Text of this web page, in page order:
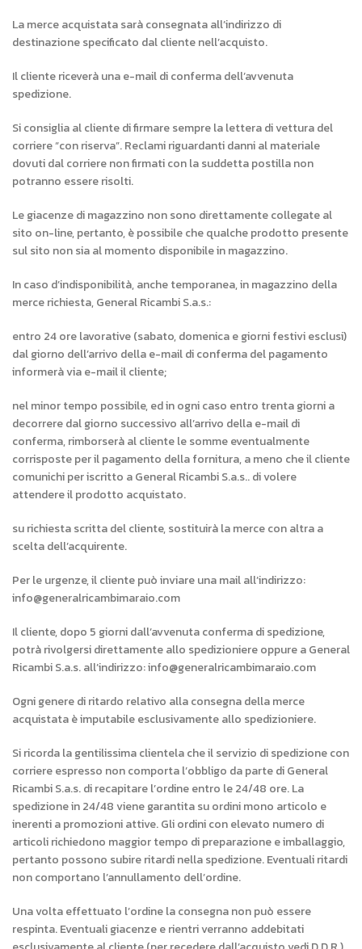
La merce acquistata sarà consegnata all’indirizzo di
destinazione specificato dal cliente nell’acquisto.
Il cliente riceverà una e-mail di conferma dell’avvenuta
spedizione.
Si consiglia al cliente di firmare sempre la lettera di vettura del
corriere “con riserva”. Reclami riguardanti danni al materiale
dovuti dal corriere non firmati con la suddetta postilla non
potranno essere risolti.
Le giacenze di magazzino non sono direttamente collegate al
sito on-line, pertanto, è possibile che qualche prodotto presente
sul sito non sia al momento disponibile in magazzino.
In caso d’indisponibilità, anche temporanea, in magazzino della
merce richiesta, General Ricambi S.a.s.:
entro 24 ore lavorative (sabato, domenica e giorni festivi esclusi)
dal giorno dell’arrivo della e-mail di conferma del pagamento
informerà via e-mail il cliente;
nel minor tempo possibile, ed in ogni caso entro trenta giorni a
decorrere dal giorno successivo all’arrivo della e-mail di
conferma, rimborserà al cliente le somme eventualmente
corrisposte per il pagamento della fornitura, a meno che il cliente
comunichi per iscritto a General Ricambi S.a.s.. di volere
attendere il prodotto acquistato.
su richiesta scritta del cliente, sostituirà la merce con altra a
scelta dell’acquirente.
Per le urgenze, il cliente può inviare una mail all’indirizzo:
info@generalricambimaraio.com
Il cliente, dopo 5 giorni dall’avvenuta conferma di spedizione,
potrà rivolgersi direttamente allo spedizioniere oppure a General
Ricambi S.a.s. all’indirizzo: info@generalricambimaraio.com
Ogni genere di ritardo relativo alla consegna della merce
acquistata è imputabile esclusivamente allo spedizioniere.
Si ricorda la gentilissima clientela che il servizio di spedizione con
corriere espresso non comporta l’obbligo da parte di General
Ricambi S.a.s. di recapitare l’ordine entro le 24/48 ore. La
spedizione in 24/48 viene garantita su ordini mono articolo e
inerenti a promozioni attive. Gli ordini con elevato numero di
articoli richiedono maggior tempo di preparazione e imballaggio,
pertanto possono subire ritardi nella spedizione. Eventuali ritardi
non comportano l’annullamento dell’ordine.
Una volta effettuato l’ordine la consegna non può essere
respinta. Eventuali giacenze e rientri verranno addebitati